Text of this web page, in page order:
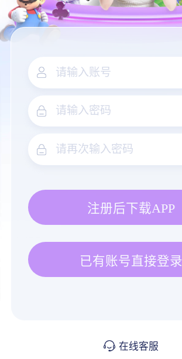
注册后下载APP
已有账号直接登录
在线客服